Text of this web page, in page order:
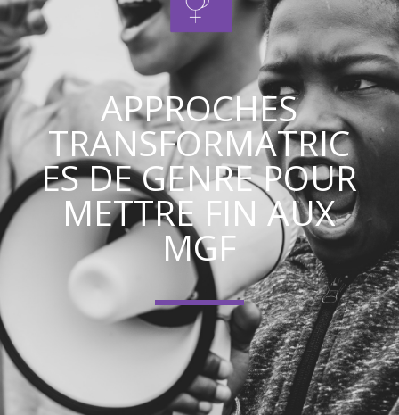
APPROCHES
TRANSFORMATRIC
ES DE GENRE POUR
METTRE FIN AUX
MGF